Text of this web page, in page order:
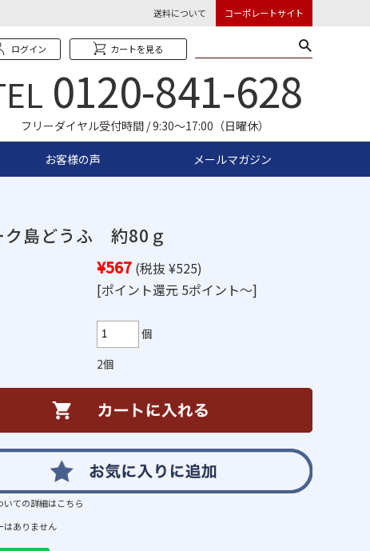
送料について コーポレートサイト
ログイン カートを見る
0120-841-628
フリーダイヤル受付時間 / 9:30〜17:00（日曜休）
お客様の声 メールマガジン
ク島どうふ 約80ｇ
¥567 (税抜 ¥525)
[ポイント還元 5ポイント～]
個
2個
いての詳細はこちら
はありません